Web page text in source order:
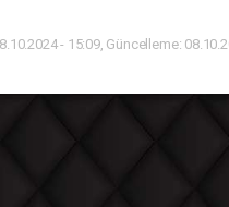
- 15:09, Güncelleme: